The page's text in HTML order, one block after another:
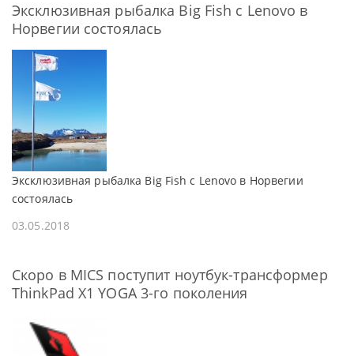
Эксклюзивная рыбалка Big Fish с Lenovo в
Норвегии состоялась
Эксклюзивная рыбалка Big Fish с Lenovo в Норвегии
состоялась
03.05.2018
Скоро в MICS поступит ноутбук-трансформер
ThinkPad X1 YOGA 3-го поколения